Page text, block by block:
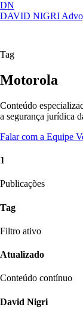
DN
DAVID NIGRI
Artigos, sentenças,
Tag
Motorola
Conteúdo
a segurança jurídica
Falar com a Equipe
1
Publicações
Tag
Filtro ativo
Atualizado
Conteúdo contínuo
David Nigri